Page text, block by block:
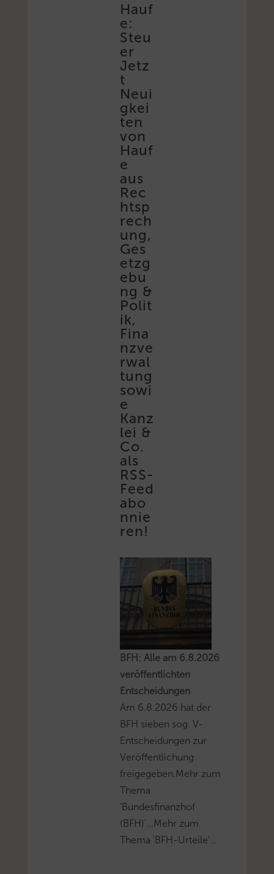
Hauf
e:
Steu
er
Jetz
t
Neui
gkei
ten
von
Hauf
e
aus
Rec
htsp
rech
ung,
Ges
etzg
ebu
ng &
Polit
ik,
Fina
nzve
rwal
tung
sowi
e
Kanz
lei &
Co.
als
RSS-
Feed
abo
nnie
ren!
BFH: Alle am 6.8.2026
veröffentlichten
Entscheidungen
Am 6.8.2026 hat der
BFH sieben sog. V-
Entscheidungen zur
Veröffentlichung
freigegeben.Mehr zum
Thema
'Bundesfinanzhof
(BFH)'...Mehr zum
Thema 'BFH-Urteile'...